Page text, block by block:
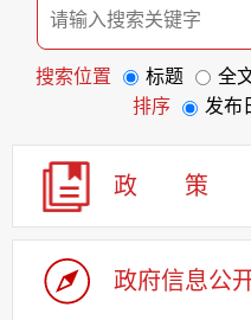
搜索位置 标题 全
排序
发布
政 策
政府信息公